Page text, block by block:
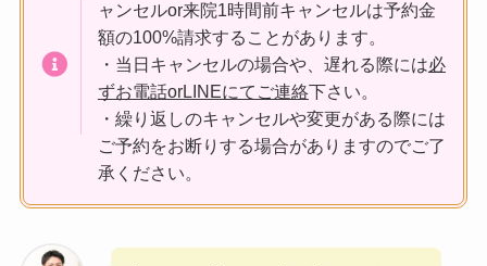
ャンセルor来院1時間前キャンセルは予約金
額の100%請求することがあります。
・当日キャンセルの場合や、遅れる際には必
ずお電話orLINEにてご連絡下さい。
・繰り返しのキャンセルや変更がある際には
ご予約をお断りする場合がありますのでご了
承ください。